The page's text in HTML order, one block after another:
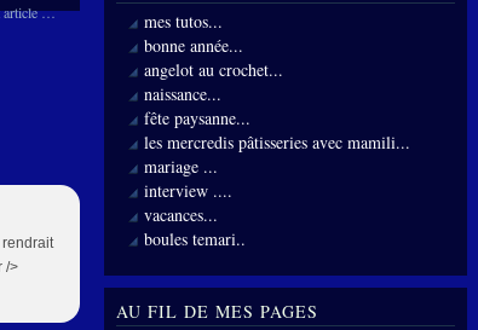
article…
rendrait
/>
mes tutos...
bonne année...
angelot au crochet...
naissance...
fête paysanne...
les mercredis pâtisseries avec mamili...
mariage ...
interview ....
vacances...
boules temari..
AU FIL DE MES PAGES